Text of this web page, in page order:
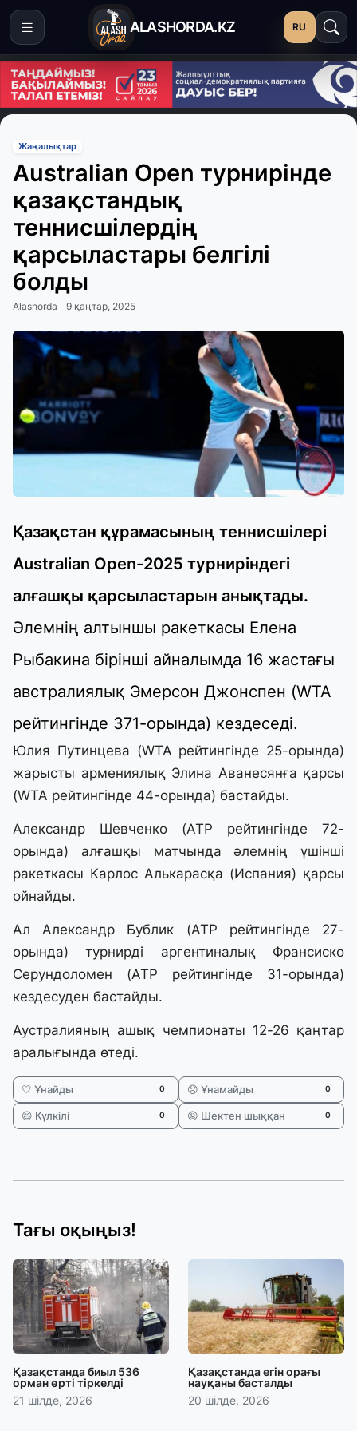
ALASHORDA.KZ RU
Жаңалықтар
Australian Open турнирінде
қазақстандық
теннисшілердің
қарсыластары белгілі
болды
Alashorda 9 қаңтар, 2025
Қазақстан құрамасының теннисшілері
Australian Open-2025 турниріндегі
алғашқы қарсыластарын анықтады.
Әлемнің алтыншы ракеткасы Елена
Рыбакина бірінші айналымда 16 жастағы
австралиялық Эмерсон Джонспен (WTA
рейтингінде 371-орында) кездеседі.
Юлия Путинцева (WTA рейтингінде 25-орында)
жарысты армениялық Элина Аванесянға қарсы
(WTA рейтингінде 44-орында) бастайды.
Александр Шевченко (ATP рейтингінде 72-
орында) алғашқы матчында әлемнің үшінші
ракеткасы Карлос Алькарасқа (Испания) қарсы
ойнайды.
Ал Александр Бублик (ATP рейтингінде 27-
орында) турнирді аргентиналық Франсиско
Серундоломен (ATP рейтингінде 31-орында)
кездесуден бастайды.
Аустралияның ашық чемпионаты 12-26 қаңтар
аралығында өтеді.
🤍 Ұнайды 0 😞 Ұнамайды 0
😄 Күлкілі 0 😡 Шектен шыққан 0
Тағы оқыңыз!
Қазақстанда биыл 536
орман өрті тіркелді
21 шілде, 2026
Қазақстанда егін орағы
науқаны басталды
20 шілде, 2026